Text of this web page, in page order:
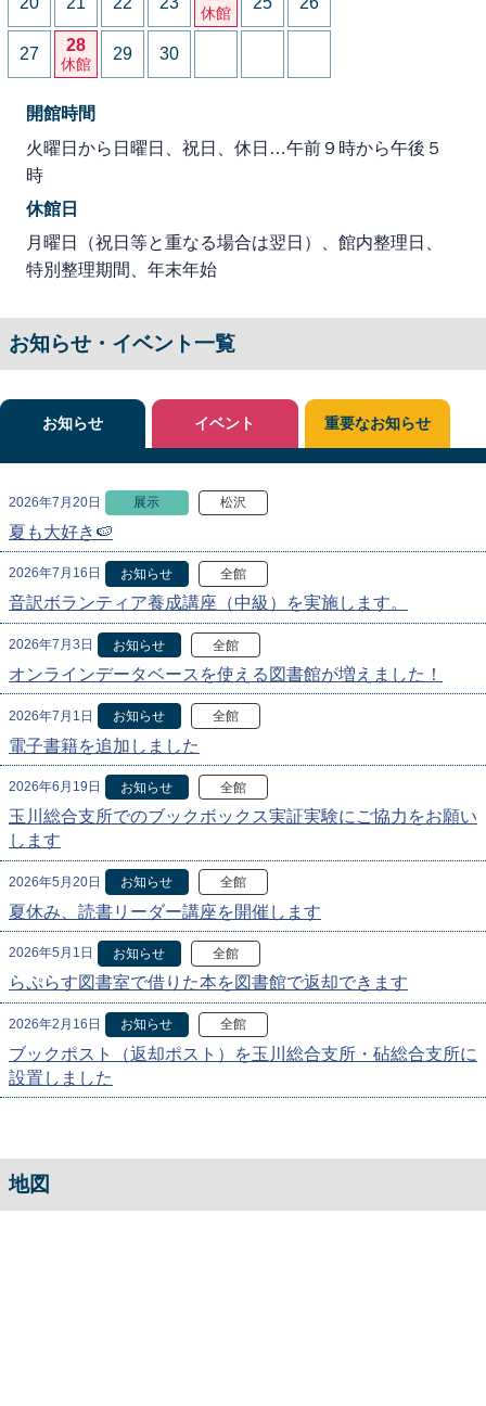
休館
27 28
休館
29 30
開館時間
火曜日から日曜日、祝日、休日…午前９時から午後５
時
休館日
月曜日（祝日等と重なる場合は翌日）、館内整理日、
特別整理期間、年末年始
お知らせ・イベント一覧
お知らせ
2026年7月20日 展示 松沢
夏も大好き🍉
2026年7月16日 お知らせ 全館
音訳ボランティア養成講座（中級）を実施します。
2026年7月3日 お知らせ 全館
オンラインデータベースを使える図書館が増えました！
2026年7月1日 お知らせ 全館
電子書籍を追加しました
2026年6月19日 お知らせ 全館
玉川総合支所でのブックボックス実証実験にご協力をお願い
します
2026年5月20日 お知らせ 全館
夏休み、読書リーダー講座を開催します
2026年5月1日 お知らせ 全館
らぷらす図書室で借りた本を図書館で返却できます
2026年2月16日 お知らせ 全館
ブックポスト（返却ポスト）を玉川総合支所・砧総合支所に
設置しました
イベント 重要なお知らせ
地図